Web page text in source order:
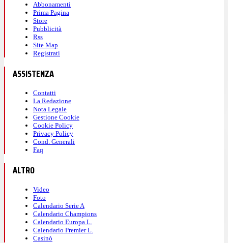
Abbonamenti
Prima Pagina
Store
Pubblicità
Rss
Site Map
Registrati
ASSISTENZA
Contatti
La Redazione
Nota Legale
Gestione Cookie
Cookie Policy
Privacy Policy
Cond. Generali
Faq
ALTRO
Video
Foto
Calendario Serie A
Calendario Champions
Calendario Europa L.
Calendario Premier L.
Casinò